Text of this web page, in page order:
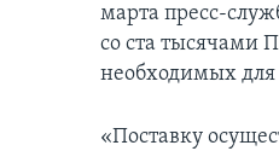
марта пресс-
со ста тысячами
необходимых для
«Поставку